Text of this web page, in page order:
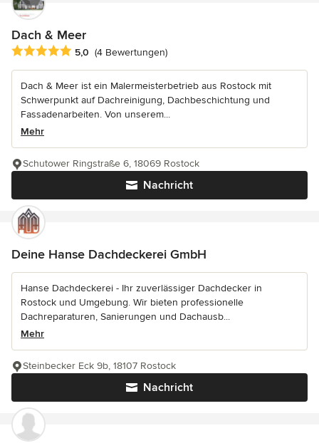
Dach & Meer
Durchschnittliche Bewertung: 5 von 5 Sternen
5,0 (4 Bewertungen)
Dach & Meer ist ein Malermeisterbetrieb aus Rostock mit
Schwerpunkt auf Dachreinigung, Dachbeschichtung und
Fassadenarbeiten. Von unserem...
Mehr
Nachricht
Schutower Ringstraße 6, 18069 Rostock
Deine Hanse Dachdeckerei GmbH
Hanse Dachdeckerei - Ihr zuverlässiger Dachdecker in
Rostock und Umgebung. Wir bieten professionelle
Dachreparaturen, Sanierungen und Dachausb...
Mehr
Nachricht
Steinbecker Eck 9b, 18107 Rostock